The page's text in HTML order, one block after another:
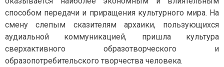
способом передачи и приращения культурного мира. На
смену слепым сказителям архаики, пользующихся
аудиальной коммуникацией, пришла культура
сверхактивного образотворческого и
образопотребительского творчества человека.